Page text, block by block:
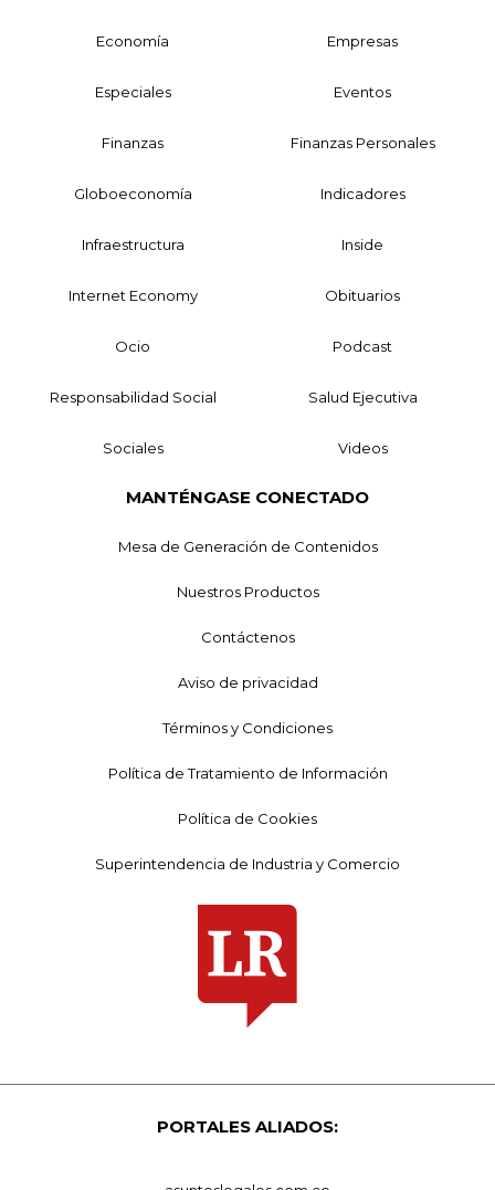
Economía Empresas
Especiales Eventos
Finanzas Finanzas Personales
Globoeconomía Indicadores
Infraestructura Inside
Internet Economy Obituarios
Ocio Podcast
Responsabilidad Social Salud Ejecutiva
Sociales Videos
MANTÉNGASE CONECTADO
Mesa de Generación de Contenidos
Nuestros Productos
Contáctenos
Aviso de privacidad
Términos y Condiciones
Política de Tratamiento de Información
Política de Cookies
Superintendencia de Industria y Comercio
PORTALES ALIADOS: